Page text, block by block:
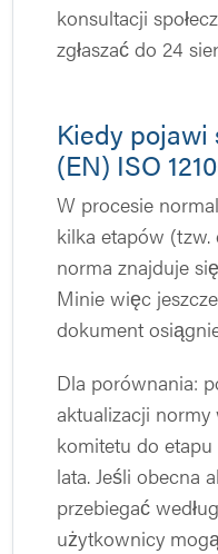
konsultacji
zgłaszać do 24
Kiedy pojawi
(EN) ISO
W procesie
kilka etapów (tzw.
norma znajduje
Minie więc
dokument
Dla porównania:
aktualizacji
komitetu do
lata. Jeśli obecna
przebiegać
użytkownicy